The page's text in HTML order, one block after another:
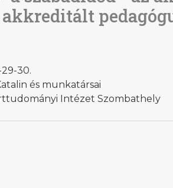
30.
és munkatársai
Intézet Szombathely